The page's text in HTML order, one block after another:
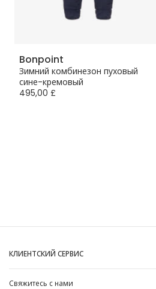
Bonpoint
Зимний комбинезон пуховый
сине-кремовый
495,00 £
КЛИЕНТСКИЙ СЕРВИС
Свяжитесь с нами